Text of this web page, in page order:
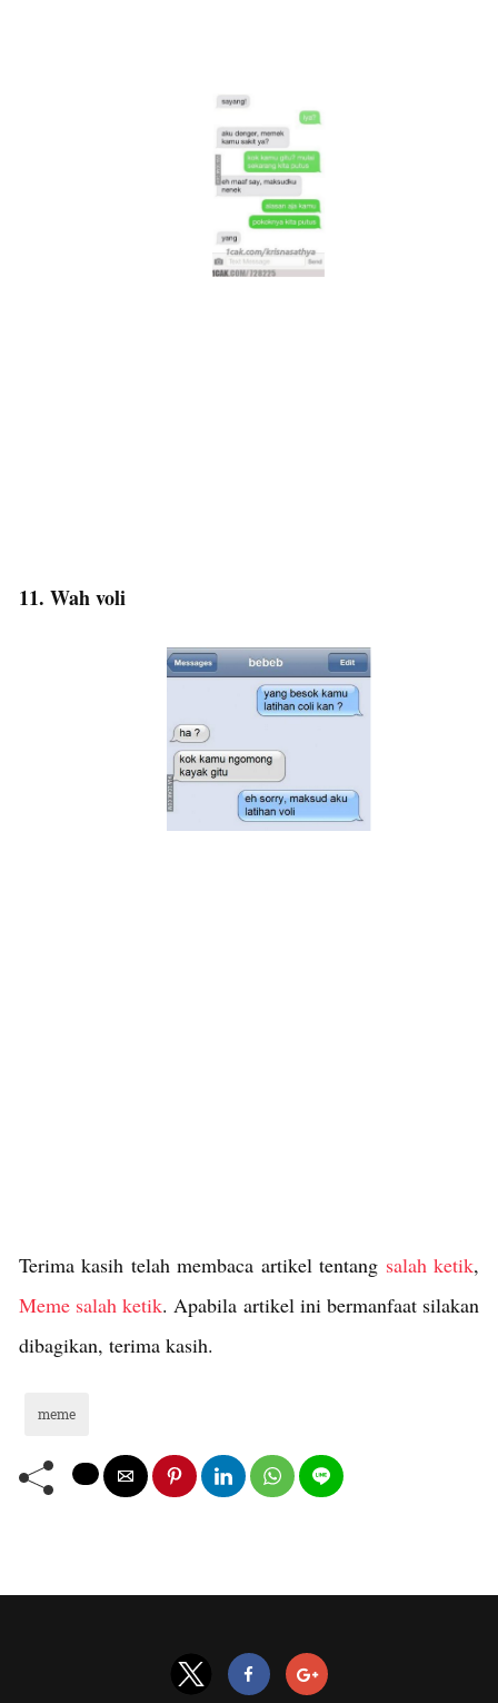
11. Wah voli
Terima kasih telah membaca artikel tentang salah ketik,
Meme salah ketik. Apabila artikel ini bermanfaat silakan
dibagikan, terima kasih.
meme